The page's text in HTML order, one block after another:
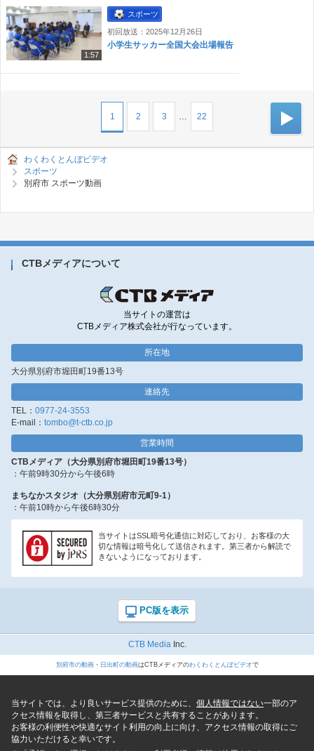
1:57
スポーツ
初回放送：2025年12月26日
小学生サッカー全国大会出場報告
1 2 3 … 22
わくわくとんぼビデオ
スポーツ
別府市 スポーツ動画
CTBメディアについて
当サイトの運営は
CTBメディア株式会社が行なっています。
所在地
大分県別府市堀田町19番13号
連絡先
TEL： 0977-24-3553
E-mail： tombo@t-ctb.co.jp
営業時間
CTBメディア（大分県別府市堀田町19番13号）
：午前9時30分から午後6時
まちなかスタジオ（大分県別府市元町9-1）
：午前10時から午後6時30分
当サイトはSSL暗号化通信に対応しており、お客様の大
切な情報は暗号化して送信されます。第三者から解読で
きないようになっております。
CTB MediaInc.
別府市の動画・ 日出町の動画はCTBメディアのわくわくとんぼビデオで
当サイトでは、より良いサービス提供のために、 個人情報ではない一部のア
クセス情報を取得し、第三者サービスと共有することがあります。
お客様の利便性や快適なサイト利用の向上に向け、アクセス情報の取得にご
協力いただけると幸いです。